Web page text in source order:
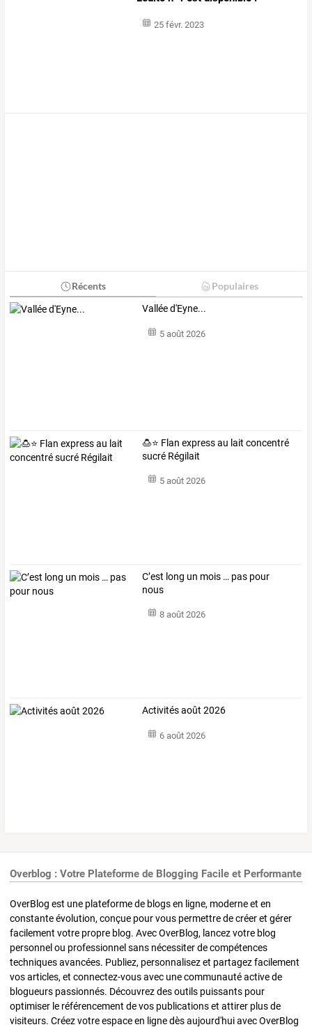
25 févr. 2023
Récents Populaires
Vallée d'Eyne...
5 août 2026
🍮⭐ Flan express au lait concentré
sucré Régilait
5 août 2026
C’est long un mois … pas pour
nous
8 août 2026
Activités août 2026
6 août 2026
Overblog : Votre Plateforme de Blogging Facile et Performante
OverBlog est une plateforme de blogs en ligne, moderne et en
constante évolution, conçue pour vous permettre de créer et gérer
facilement votre propre blog. Avec OverBlog, lancez votre blog
personnel ou professionnel sans nécessiter de compétences
techniques avancées. Publiez, personnalisez et partagez facilement
vos articles, et connectez-vous avec une communauté active de
blogueurs passionnés. Découvrez des outils puissants pour
optimiser le référencement de vos publications et attirer plus de
visiteurs. Créez votre espace en ligne dès aujourd'hui avec OverBlog